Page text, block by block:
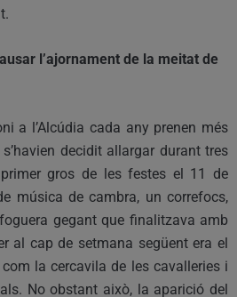
l’ajornament de la meitat de
a l’Alcúdia cada any prenen més
decidit allargar durant tres
gros de les festes el 11 de
música de cambra, un correfocs,
gegant que finalitzava amb
al cap de setmana següent era el
la cercavila de les cavalleries i
No obstant això, la aparició del